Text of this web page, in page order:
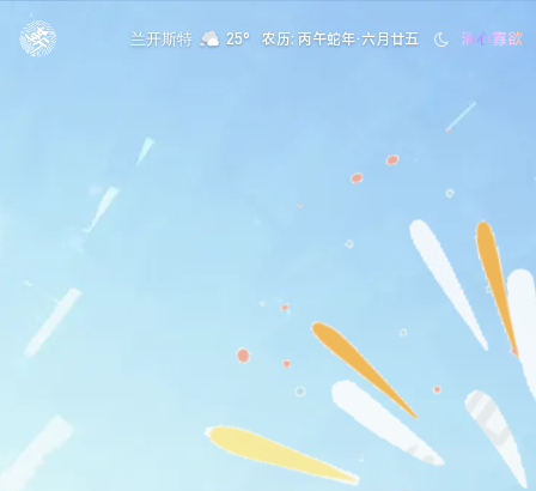
兰开斯特 25° 农历: 丙午蛇年·六月廿五 清心寡欲